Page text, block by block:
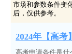
市场和参数条件变
后，仅供参考。
2024年【高考
高考申请条件是什